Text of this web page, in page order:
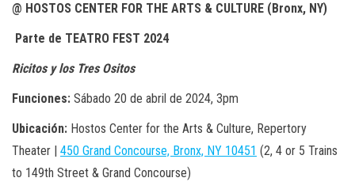
@ HOSTOS CENTER FOR THE ARTS & CULTURE (Bronx, NY)
Parte de TEATRO FEST 2024
Ricitos y los Tres Ositos
Funciones: Sábado 20 de abril de 2024, 3pm
Ubicación: Hostos Center for the Arts & Culture, Repertory
Theater | 450 Grand Concourse, Bronx, NY 10451 (2, 4 or 5 Trains
to 149th Street & Grand Concourse)